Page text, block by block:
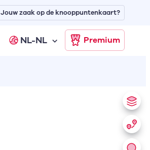
NL-NL Premium
Jouw zaak op de knooppuntenkaart?